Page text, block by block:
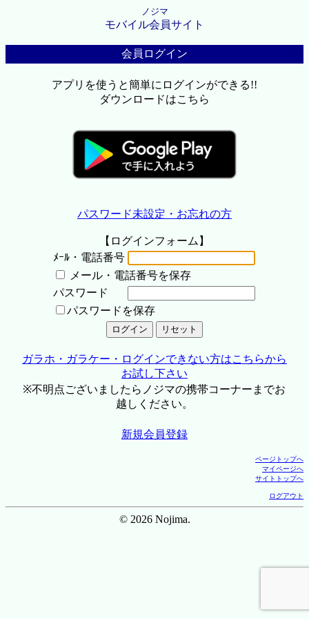
ノジマ
モバイル会員サイト
会員ログイン
アプリを使うと簡単にログインができる!!
ダウンロードはこちら
パスワード未設定・お忘れの方
【ログインフォーム】
ﾒｰﾙ・電話番号
メール・電話番号を保存
パスワード
パスワードを保存
ガラホ・ガラケー・ログインできない方はこちらから
お試し下さい
※不明点ございましたらノジマの携帯コーナーまでお
越しください。
新規会員登録
ページトップへ
マイページへ
サイトトップへ
ログアウト
© 2026 Nojima.